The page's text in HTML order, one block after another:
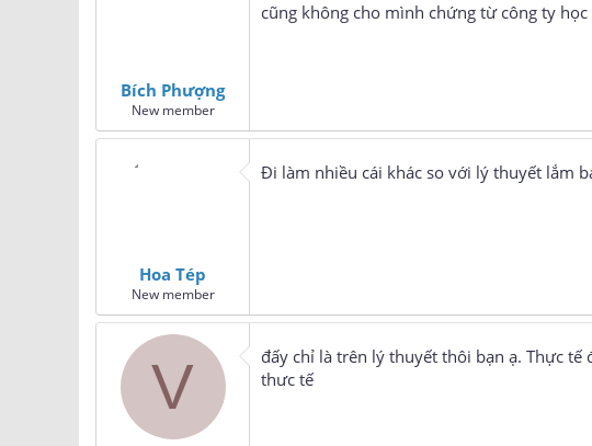
Bích Phượng
New member
cũng không cho mình chứng từ công ty
Hoa Tép
New member
Đi làm nhiều cái khác so với lý thuyết lắm
V
đấy chỉ là trên lý thuyết thôi bạn ạ. Thực
thưc tế